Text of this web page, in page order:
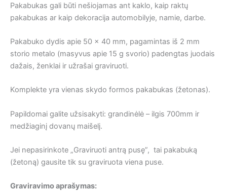
Pakabukas gali būti nešiojamas ant kaklo, kaip raktų
pakabukas ar kaip dekoracija automobilyje, namie, darbe.
Pakabuko dydis apie 50 x 40 mm, pagamintas iš 2 mm
storio metalo (masyvus apie 15 g svorio) padengtas juodais
dažais, ženklai ir užrašai graviruoti.
Komplekte yra vienas skydo formos pakabukas (žetonas).
Papildomai galite užsisakyti: grandinėlė – ilgis 700mm ir
medžiaginį dovanų maišelį.
Jei nepasirinkote „Graviruoti antrą pusę”, tai pakabuką
(žetoną) gausite tik su graviruota viena puse.
Graviravimo aprašymas: